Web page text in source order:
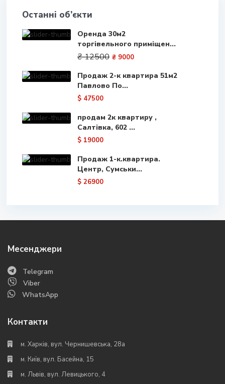
Останні об’єкти
Оренда 30м2
торгівельного приміщен...
₴ 12500 ₴ 9000
Продаж 2-к квартира 51м2
Павлово По...
$ 47500
продам 2к квартиру ,
Салтівка, 602 ...
$ 19000
Продаж 1-к.квартира.
Центр, Сумськи...
$ 26900
Месенджери
Telegram
Viber
WhatsApp
Контакти
м. Харків, вул. Чернишевська, 28а
м. Київ, вул. Басейна, 15
м. Львів, вул. Левицького, 4